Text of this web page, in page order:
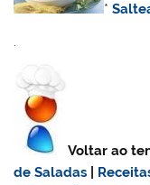
*
.
Voltar ao
de Saladas